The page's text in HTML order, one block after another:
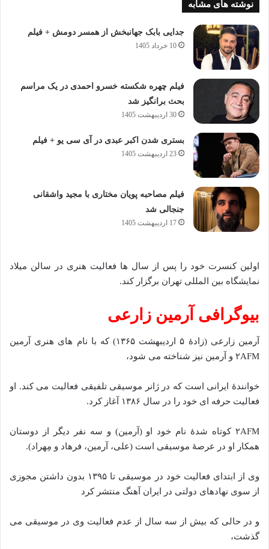
نوشته های مشابه
جدایی بابک جهانبخش از همسر دومش + فیلم
10 خرداد 1405
فیلم چهره شکسته خسرو احمدی در یک مراسم
بحث برانگیز شد
30 اردیبهشت 1405
بستری شدن اکبر عبدی در آی سی یو + فیلم
23 اردیبهشت 1405
فیلم مصاحبه پویان مختاری با مجید واشقانی
جنجالی شد
17 اردیبهشت 1405
اولین کنسرت خود را پس از سال ها فعالیت هنری در سالن میلاد
نمایشگاه بین‌ المللی تهران برگزار کند.
بیوگرافی آرمین زارعی
آرمین زارعی (زادهٔ ۵ اردیبهشت ۱۳۶۵) که با نام‌ های هنری آرمین
۲AFM و آرمین نیز شناخته می‌ شود،
خوانندهٔ ایرانی است که در ژانر موسیقی تلفیقی فعالیت می‌ کند. او
فعالیت حرفه‌ ای خود را در سال ۱۳۸۶ آغاز کرد.
۲AFM کوتاه شدهٔ نام خود او (آرمین) و سه نفر دیگر از دوستان
همکار او در عرصهٔ موسیقی است (علی، آرمین، فرهاد و مِهراد).
وی از ابتدای فعالیت خود در موسیقی تا ۱۳۹۵ بدون داشتن مجوزی
از سوی نهادهای دولتی در ایران آهنگ منتشر کرد
و در حالی که بیش از سه سال از عدم فعالیت وی در موسیقی می‌
گذشت،